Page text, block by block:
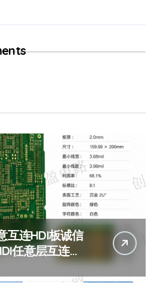
互连HDI板诚信
任意层互连板
性10层任意阶